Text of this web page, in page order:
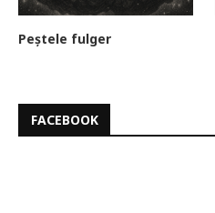
Peștele fulger
FACEBOOK